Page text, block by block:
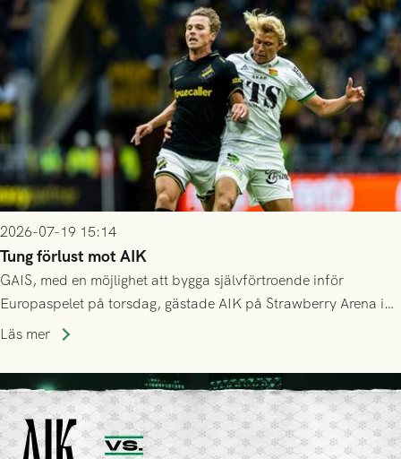
Mostar från Bosnien och Hercegovina.
2026-07-19 15:14
Tung förlust mot AIK
GAIS, med en möjlighet att bygga självförtroende inför
Europaspelet på torsdag, gästade AIK på Strawberry Arena i
Stockholm . Men trots konstant hotande i första halvlek av
lyckades få in 2-0.
Läs mer